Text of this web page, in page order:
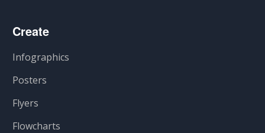
Create
Infographics
Posters
Flyers
Flowcharts